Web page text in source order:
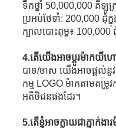
ទឹកថ្នាំ 50,000,000 គីឡូក្
ប្រអប់ថែទាំ: 200,000 ដុំក្
ក្បាលបោះពុម្ព៖ 100,000
4.តើយើងអាចប្ដូរម៉ាកយី
បាទ/ចាស យើងអាចផ្តល់នូ
កម្ម LOGO ម៉ាកតាមតម្រូ
អតិថិជនផងដែរ។
5.តើខ្ញុំអាចក្លាយជាភ្នាក់